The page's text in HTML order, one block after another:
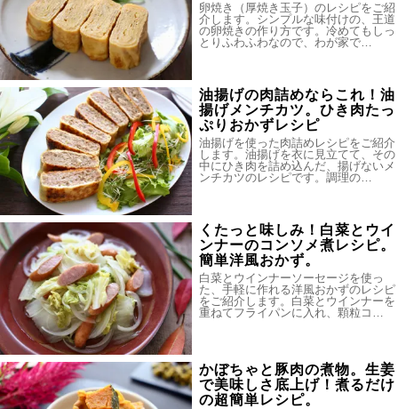
卵焼き（厚焼き玉子）のレシピをご紹
介します。シンプルな味付けの、王道
の卵焼きの作り方です。冷めてもしっ
とりふわふわなので、わが家で…
油揚げの肉詰めならこれ！油
揚げメンチカツ。ひき肉たっ
ぷりおかずレシピ
油揚げを使った肉詰めレシピをご紹介
します。油揚げを衣に見立てて、その
中にひき肉を詰め込んだ、揚げないメ
ンチカツのレシピです。調理の…
くたっと味しみ！白菜とウイ
ンナーのコンソメ煮レシピ。
簡単洋風おかず。
白菜とウインナーソーセージを使っ
た、手軽に作れる洋風おかずのレシピ
をご紹介します。白菜とウインナーを
重ねてフライパンに入れ、顆粒コ…
かぼちゃと豚肉の煮物。生姜
で美味しさ底上げ！煮るだけ
の超簡単レシピ。